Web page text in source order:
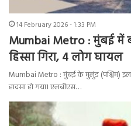
14 February 2026 - 1:33 PM
Mumbai Metro : मुंबई में
हिस्सा गिरा, 4 लोग घायल
Mumbai Metro : मुंबई के मुलुंड (पश्चिम) इलाके
हादसा हो गया। एलबीएस…